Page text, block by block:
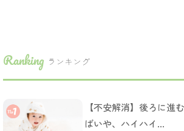
Ranking ランキング
【不安解消】後ろに進
ばいや、ハイハイ…